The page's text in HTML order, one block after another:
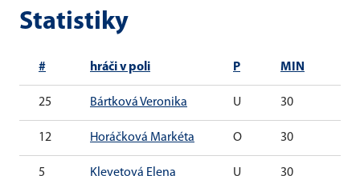
Statistiky
# hráči v poli P MIN
25 Bártková Veronika U 30
12 Horáčková Markéta O 30
5 Klevetová Elena U 30